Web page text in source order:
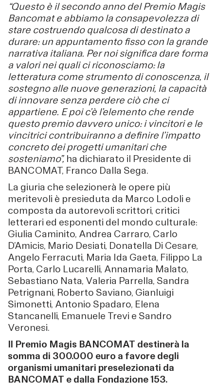
“Questo è il secondo anno del Premio Magis
Bancomat e abbiamo la consapevolezza di
stare costruendo qualcosa di destinato a
durare: un appuntamento fisso con la grande
narrativa italiana. Per noi significa dare forma
a valori nei quali ci riconosciamo: la
letteratura come strumento di conoscenza, il
sostegno alle nuove generazioni, la capacità
di innovare senza perdere ciò che ci
appartiene. E poi c’è l’elemento che rende
questo premio davvero unico: i vincitori e le
vincitrici contribuiranno a definire l’impatto
concreto dei progetti umanitari che
sosteniamo”, ha dichiarato il Presidente di
BANCOMAT, Franco Dalla Sega.
La giuria che selezionerà le opere più
meritevoli è presieduta da Marco Lodoli e
composta da autorevoli scrittori, critici
letterari ed esponenti del mondo culturale:
Giulia Caminito, Andrea Carraro, Carlo
D’Amicis, Mario Desiati, Donatella Di Cesare,
Angelo Ferracuti, Maria Ida Gaeta, Filippo La
Porta, Carlo Lucarelli, Annamaria Malato,
Sebastiano Nata, Valeria Parrella, Sandra
Petrignani, Roberto Saviano, Gianluigi
Simonetti, Antonio Spadaro, Elena
Stancanelli, Emanuele Trevi e Sandro
Veronesi.
Il Premio Magis BANCOMAT destinerà la
somma di 300.000 euro a favore degli
organismi umanitari preselezionati da
BANCOMAT e dalla Fondazione 153.